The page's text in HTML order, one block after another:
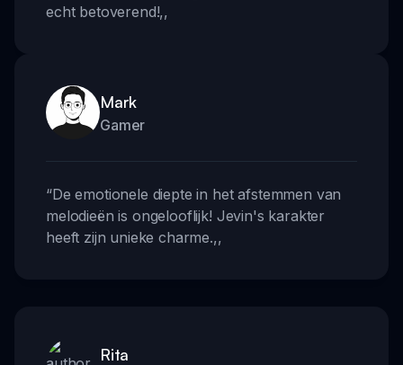
echt betoverend!,,
Mark
Gamer
“De emotionele diepte in het afstemmen van
melodieën is ongelooflijk! Jevin's karakter
heeft zijn unieke charme.,,
Rita